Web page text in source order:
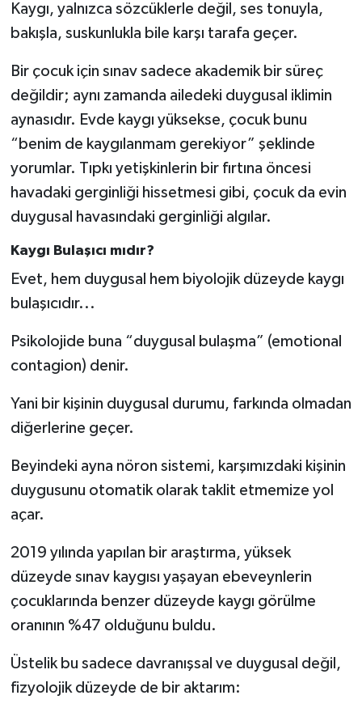
Kaygı, yalnızca sözcüklerle değil, ses tonuyla,
bakışla, suskunlukla bile karşı tarafa geçer.
Bir çocuk için sınav sadece akademik bir süreç
değildir; aynı zamanda ailedeki duygusal iklimin
aynasıdır. Evde kaygı yüksekse, çocuk bunu
“benim de kaygılanmam gerekiyor” şeklinde
yorumlar. Tıpkı yetişkinlerin bir fırtına öncesi
havadaki gerginliği hissetmesi gibi, çocuk da evin
duygusal havasındaki gerginliği algılar.
Kaygı Bulaşıcı mıdır?
Evet, hem duygusal hem biyolojik düzeyde kaygı
bulaşıcıdır...
Psikolojide buna “duygusal bulaşma” (emotional
contagion) denir.
Yani bir kişinin duygusal durumu, farkında olmadan
diğerlerine geçer.
Beyindeki ayna nöron sistemi, karşımızdaki kişinin
duygusunu otomatik olarak taklit etmemize yol
açar.
2019 yılında yapılan bir araştırma, yüksek
düzeyde sınav kaygısı yaşayan ebeveynlerin
çocuklarında benzer düzeyde kaygı görülme
oranının %47 olduğunu buldu.
Üstelik bu sadece davranışsal ve duygusal değil,
fizyolojik düzeyde de bir aktarım: